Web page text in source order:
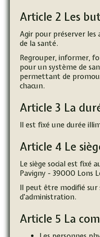
Article 2 Les
Agir pour préserver les
de la santé.
Regrouper, informer,
pour un système de
permettant de
chacun.
Article 3 La
Il est fixé une durée
Article 4 Le
Le siège social est fixé
Pavigny - 39000 Lons
Il peut être modifié sur
d'administration.
Article 5 La